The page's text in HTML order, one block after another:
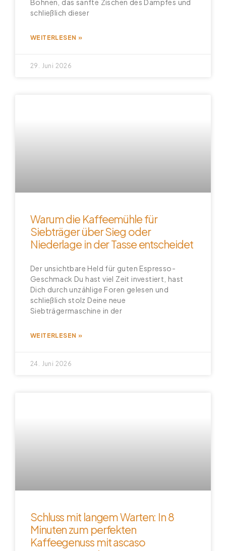
Bohnen, das sanfte Zischen des Dampfes und
schließlich dieser
WEITERLESEN »
29. Juni 2026
Warum die Kaffeemühle für
Siebträger über Sieg oder
Niederlage in der Tasse entscheidet
Der unsichtbare Held für guten Espresso-
Geschmack Du hast viel Zeit investiert, hast
Dich durch unzählige Foren gelesen und
schließlich stolz Deine neue
Siebträgermaschine in der
WEITERLESEN »
24. Juni 2026
Schluss mit langem Warten: In 8
Minuten zum perfekten
Kaffeegenuss mit ascaso